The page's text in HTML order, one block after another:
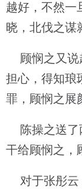
越好，不然一
晓，北伐之
顾悯之又说
担心，得知琅
罪，顾悯之展
陈操之送了
干给顾悯之，
对于张彤云